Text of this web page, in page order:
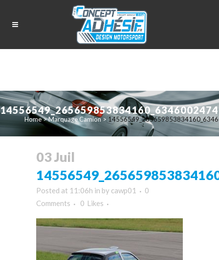
Home>Marquage Camion>
03 Juil
Posted at 11:06h in by cawp01
0
Comments
0 Likes